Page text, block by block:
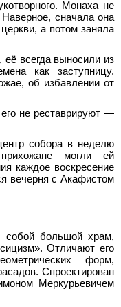
Монаха не
сначала она
а потом заняла
её всегда выносили из
как заступницу.
об избавлении от
не реставрируют —
собора в неделю
могли ей
каждое воскресение
вечерня с Акафистом
собой большой храм,
Отличают его
форм,
Спроектирован
Меркурьевичем